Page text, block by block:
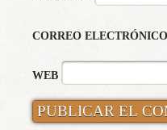
CORREO ELECTRÓNICO
WEB